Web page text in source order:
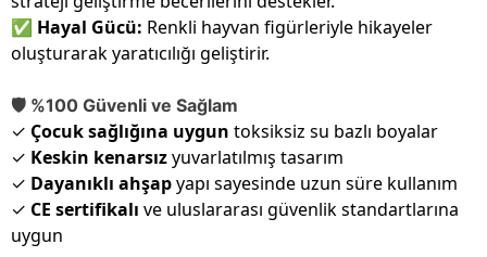
✅ Hayal Gücü: Renkli hayvan figürleriyle hikayeler
oluşturarak yaratıcılığı geliştirir.
🛡️ %100 Güvenli ve Sağlam
✓ Çocuk sağlığına uygun toksiksiz su bazlı boyalar
✓ Keskin kenarsızyuvarlatılmış tasarım
✓ Dayanıklı ahşapyapı sayesinde uzun süre kullanım
✓ CE sertifikalı ve uluslararası güvenlik standartlarına
uygun